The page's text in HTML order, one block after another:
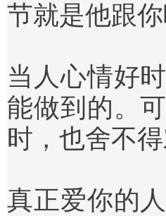
节就是他跟
当人心情好
能做到的。
时，也舍不
真正爱你的